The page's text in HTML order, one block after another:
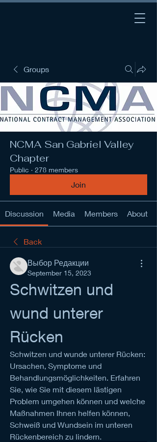
Groups
NCMA San Gabriel Valley
Chapter
Public · 278 members
Join
Discussion Media Members About
Back
Выбор Редакции
September 15, 2023
Schwitzen und
wund unterer
Rücken
Schwitzen und wunde unterer Rücken:
Ursachen, Symptome und
Behandlungsmöglichkeiten. Erfahren
Sie, wie Sie mit diesem lästigen
Problem umgehen können und welche
Maßnahmen Ihnen helfen können,
Schweiß und Wundsein im unteren
Rückenbereich zu lindern.